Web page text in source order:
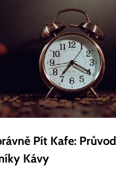
Pít Kafe:
Kávy